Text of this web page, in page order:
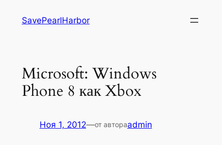
SavePearlHarbor
Microsoft: Windows
Phone 8 как Xbox
Ноя 1, 2012—от автораadmin